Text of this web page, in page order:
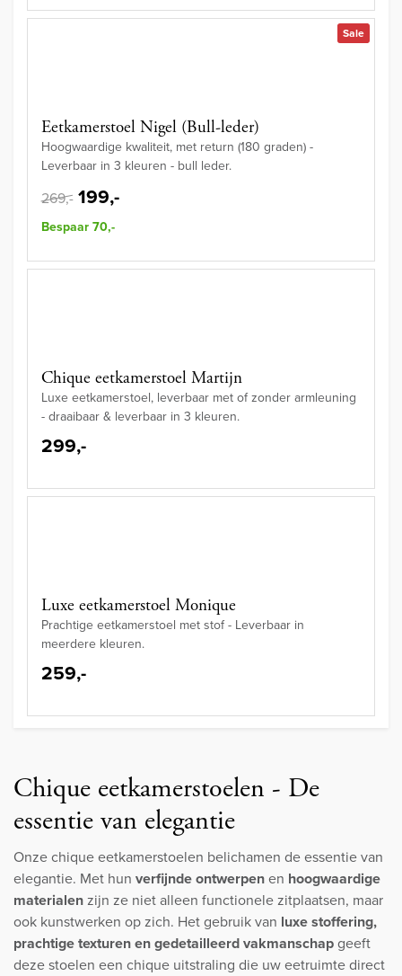
Sale
Eetkamerstoel Nigel (Bull-leder)
Hoogwaardige kwaliteit, met return (180 graden) -
Leverbaar in 3 kleuren - bull leder.
269,- 199,-
Bespaar 70,-
Chique eetkamerstoel Martijn
Luxe eetkamerstoel, leverbaar met of zonder armleuning
- draaibaar & leverbaar in 3 kleuren.
299,-
Luxe eetkamerstoel Monique
Prachtige eetkamerstoel met stof - Leverbaar in
meerdere kleuren.
259,-
Chique eetkamerstoelen - De
essentie van elegantie
Onze chique eetkamerstoelen belichamen de essentie van
elegantie. Met hun verfijnde ontwerpenen hoogwaardige
materialenzijn ze niet alleen functionele zitplaatsen, maar
ook kunstwerken op zich. Het gebruik van luxe stoffering,
prachtige texturen en gedetailleerd vakmanschapgeeft
deze stoelen een chique uitstraling die uw eetruimte direct